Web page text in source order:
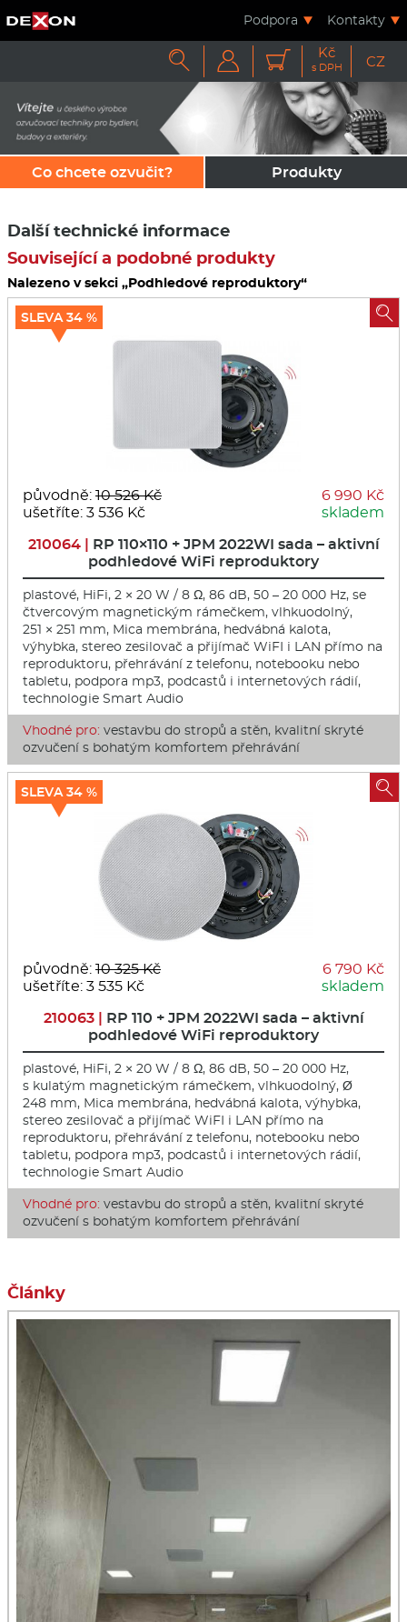
Podpora Kontakty
   Kč
s DPH CZ
Co chcete ozvučit? Produkty
Další technické informace
Související a podobné produkty
Nalezeno v sekci „Podhledové reproduktory“
původně: 10 526 Kč
ušetříte: 3 536 Kč
6 990 Kč
skladem
210064 | RP 110×110 + JPM 2022WI sada – aktivní
podhledové WiFi reproduktory
plastové, HiFi, 2 × 20 W / 8 Ω, 86 dB, 50 – 20 000 Hz, se
čtvercovým magnetickým rámečkem, vlhkuodolný,
251 × 251 mm, Mica membrána, hedvábná kalota,
výhybka, stereo zesilovač a přijímač WiFI i LAN přímo na
reproduktoru, přehrávání z telefonu, notebooku nebo
tabletu, podpora mp3, podcastů i internetových rádií,
technologie Smart Audio
Vhodné pro: vestavbu do stropů a stěn, kvalitní skryté
ozvučení s bohatým komfortem přehrávání
SLEVA 34 % 
původně: 10 325 Kč
ušetříte: 3 535 Kč
6 790 Kč
skladem
210063 | RP 110 + JPM 2022WI sada – aktivní
podhledové WiFi reproduktory
plastové, HiFi, 2 × 20 W / 8 Ω, 86 dB, 50 – 20 000 Hz,
s kulatým magnetickým rámečkem, vlhkuodolný, Ø
248 mm, Mica membrána, hedvábná kalota, výhybka,
stereo zesilovač a přijímač WiFI i LAN přímo na
reproduktoru, přehrávání z telefonu, notebooku nebo
tabletu, podpora mp3, podcastů i internetových rádií,
technologie Smart Audio
Vhodné pro: vestavbu do stropů a stěn, kvalitní skryté
ozvučení s bohatým komfortem přehrávání
SLEVA 34 % 
Články